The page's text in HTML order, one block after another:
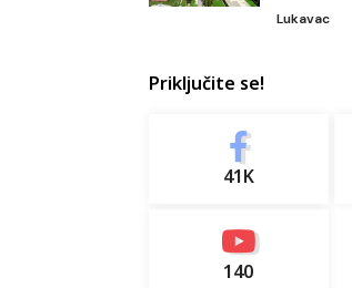
Lukavac
Priključite se!
41K
140